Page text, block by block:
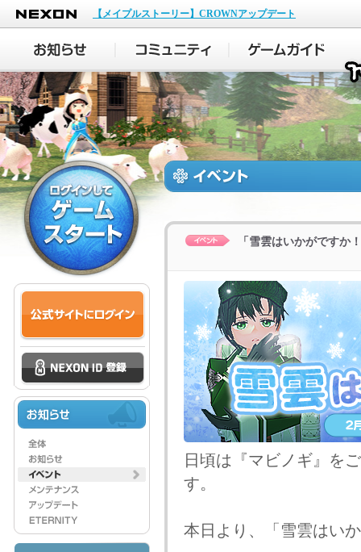
NEXON
【メイプルストーリー】CROWNアップデート
「雪雲はいかがですか
日頃は『マビノギ』を
す。
本日より、「雪雲はい